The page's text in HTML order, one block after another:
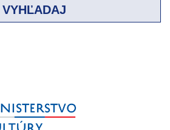
VYHĽADAJ